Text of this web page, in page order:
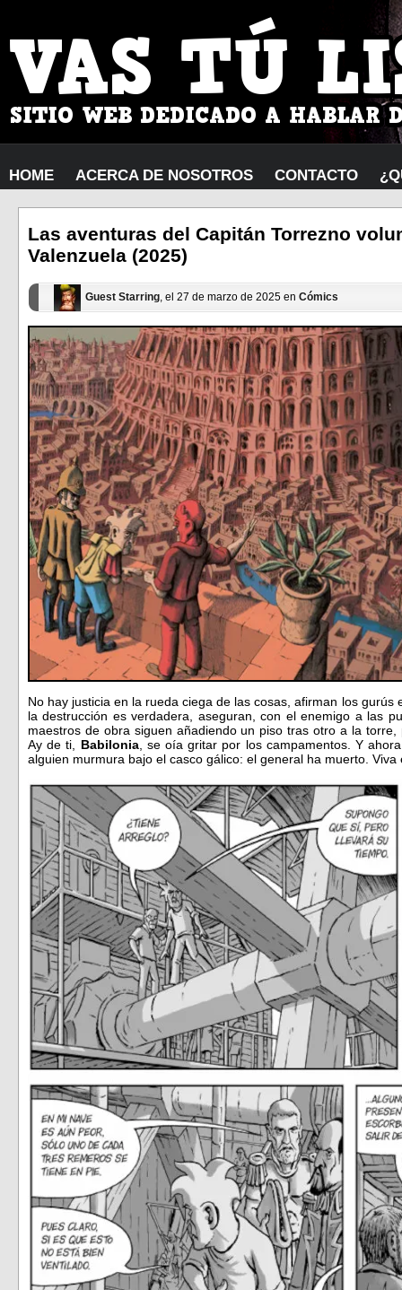
HOME ACERCA DE NOSOTROS CONTACTO
Las aventuras del Capitán Torrezno
Valenzuela (2025)
Guest Starring, el 27 de marzo de 2025 en Cómics
No hay justicia en la rueda ciega de las cosas, afirman los
la destrucción es verdadera, aseguran, con el enemigo a las
maestros de obra siguen añadiendo un piso tras otro a la
Ay de ti, Babilonia, se oía gritar por los campamentos. Y
alguien murmura bajo el casco gálico: el general ha muerto. Viva